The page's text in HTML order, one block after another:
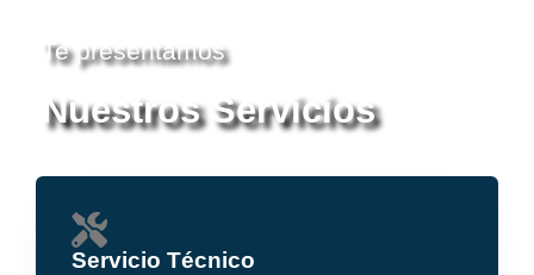
Te presentamos
Nuestros Servicios
Servicio Técnico